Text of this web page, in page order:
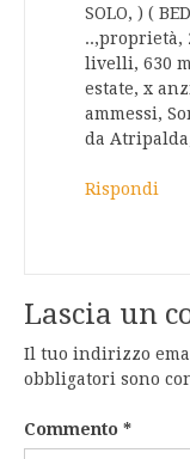
SOLO, ) (
..,proprietà,
livelli, 630
estate, x
ammessi,
da
Rispondi
Lascia un
Il tuo indirizzo
obbligatori sono
Commento *